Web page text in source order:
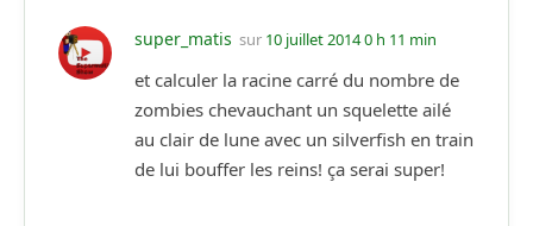
super_matis sur 10 juillet 2014 0 h 11 min
et calculer la racine carré du nombre de
zombies chevauchant un squelette ailé
au clair de lune avec un silverfish en train
de lui bouffer les reins! ça serai super!